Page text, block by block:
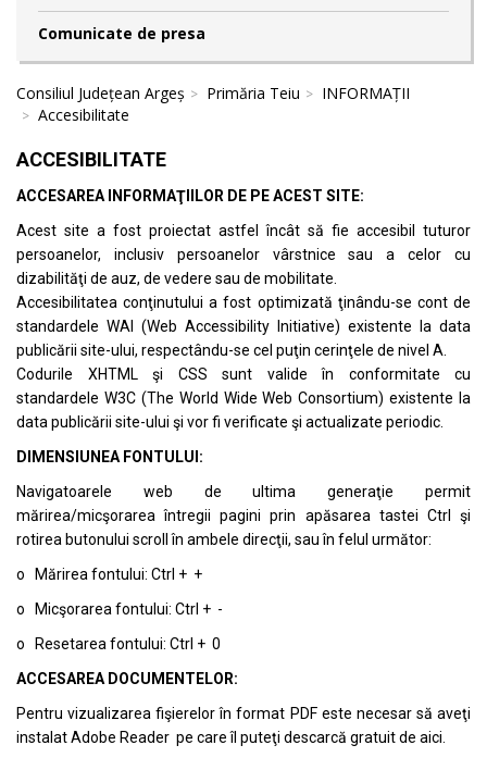
Comunicate de presa
Consiliul Județean Argeș Primăria Teiu
INFORMAȚII
Accesibilitate
ACCESIBILITATE
ACCESAREA INFORMAŢIILOR DE PE ACEST SITE:
Acest site a fost proiectat astfel încât să fie accesibil tuturor
persoanelor, inclusiv persoanelor vârstnice sau a celor cu
dizabilităţi de auz, de vedere sau de mobilitate.
Accesibilitatea conţinutului a fost optimizată ţinându-se cont de
standardele WAI (Web Accessibility Initiative) existente la data
publicării site-ului, respectându-se cel puţin cerinţele de nivel A.
Codurile XHTML şi CSS sunt valide în conformitate cu
standardele W3C (The World Wide Web Consortium) existente la
data publicării site-ului şi vor fi verificate şi actualizate periodic.
DIMENSIUNEA FONTULUI:
Navigatoarele web de ultima generaţie permit
mărirea/micşorarea întregii pagini prin apăsarea tastei Ctrl şi
rotirea butonului scroll în ambele direcţii, sau în felul următor:
o Mărirea fontului: Ctrl + +
o Micşorarea fontului: Ctrl + -
o Resetarea fontului: Ctrl + 0
ACCESAREA DOCUMENTELOR:
Pentru vizualizarea fişierelor în format PDF este necesar să aveţi
instalat Adobe Reader pe care îl puteţi descarcă gratuit de aici.